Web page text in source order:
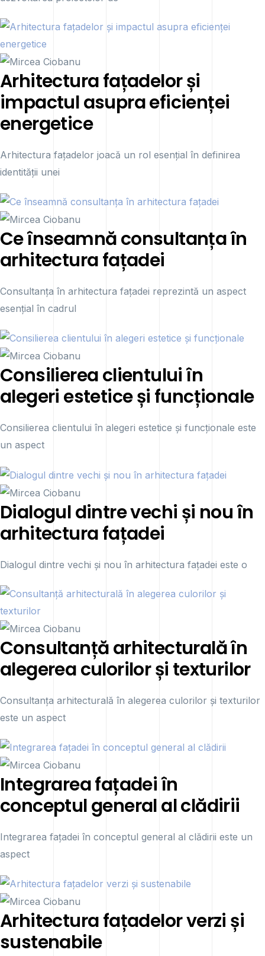
Arhitectura fațadelor și
impactul asupra eficienței
energetice
Arhitectura fațadelor joacă un rol esențial în definirea
identității unei
Ce înseamnă consultanța în
arhitectura fațadei
Consultanța în arhitectura fațadei reprezintă un aspect
esențial în cadrul
Consilierea clientului în
alegeri estetice și funcționale
Consilierea clientului în alegeri estetice și funcționale este
un aspect
Dialogul dintre vechi și nou în
arhitectura fațadei
Dialogul dintre vechi și nou în arhitectura fațadei este o
Consultanță arhitecturală în
alegerea culorilor și texturilor
Consultanța arhitecturală în alegerea culorilor și texturilor
este un aspect
Integrarea fațadei în
conceptul general al clădirii
Integrarea fațadei în conceptul general al clădirii este un
aspect
Arhitectura fațadelor verzi și
sustenabile